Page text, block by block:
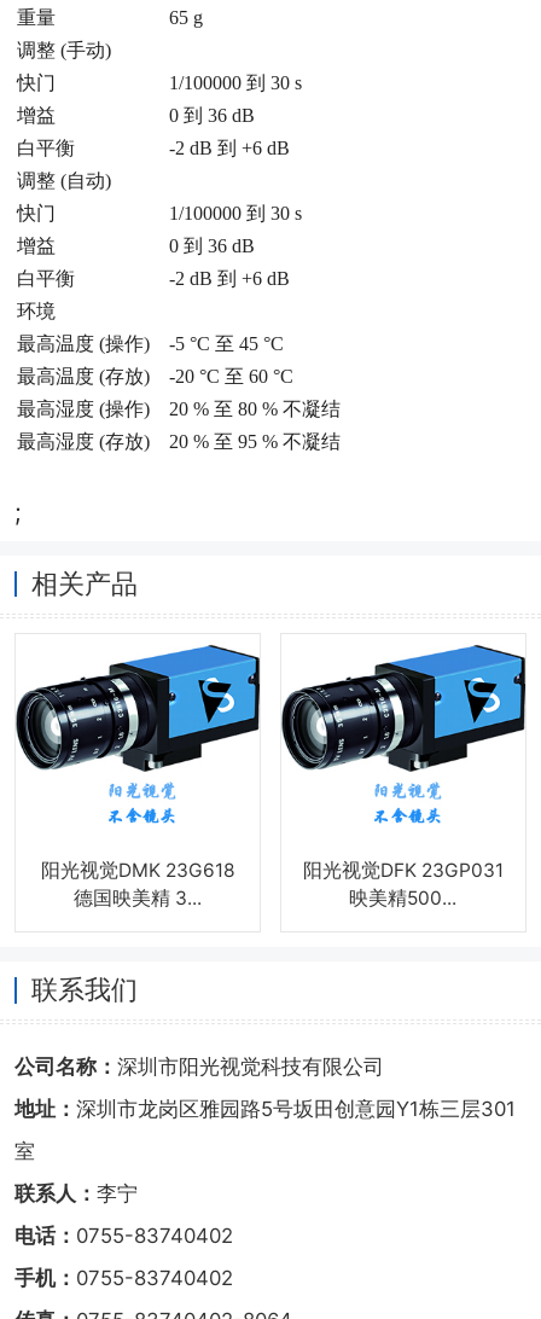
重量
65 g
调整 (手动)
快门
1/100000 到 30 s
增益
0 到 36 dB
白平衡
-2 dB 到 +6 dB
调整 (自动)
快门
1/100000 到 30 s
增益
0 到 36 dB
白平衡
-2 dB 到 +6 dB
环境
最高温度 (操作)
-5 °C 至 45 °C
最高温度 (存放)
-20 °C 至 60 °C
最高湿度 (操作)
20 % 至 80 % 不凝结
最高湿度 (存放)
20 % 至 95 % 不凝结
;
相关产品
阳光视觉DMK 23G618
德国映美精 3...
阳光视觉DFK 23GP031
映美精500...
联系我们
公司名称： 深圳市阳光视觉科技有限公司
地址： 深圳市龙岗区雅园路5号坂田创意园Y1栋三层301
室
联系人： 李宁
电话： 0755-83740402
手机： 0755-83740402